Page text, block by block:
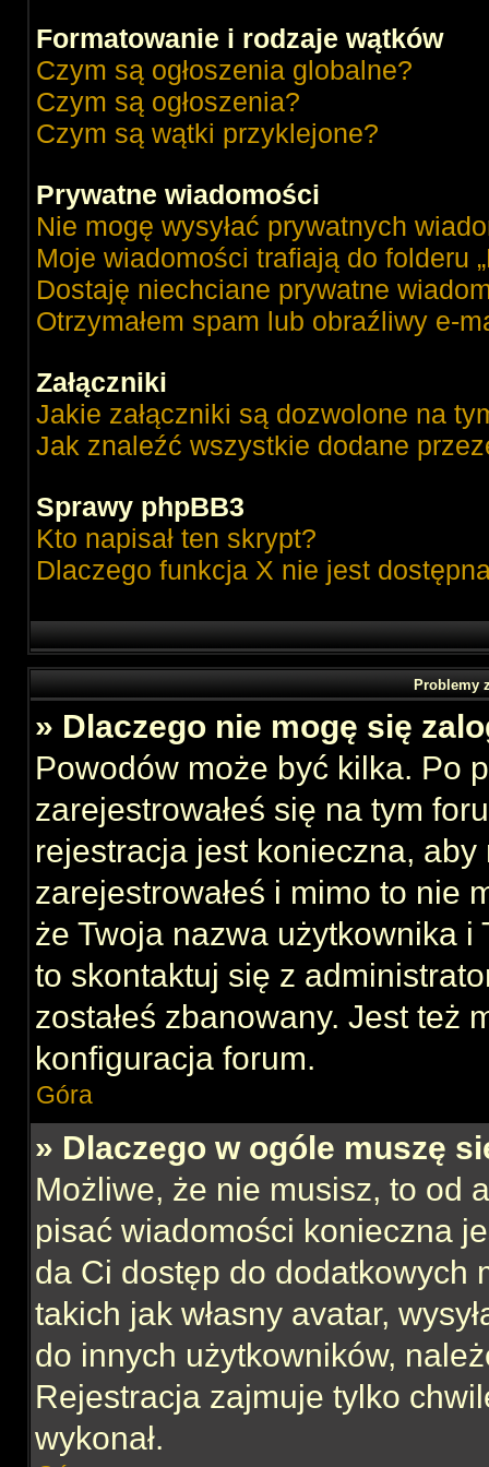
Formatowanie i rodzaje wątków
Czym są ogłoszenia globalne?
Czym są ogłoszenia?
Czym są wątki przyklejone?
Prywatne wiadomości
Nie mogę wysyłać prywatnych
Moje wiadomości trafiają do folderu
Dostaję niechciane prywatne
Otrzymałem spam lub obraźliwy e-
Załączniki
Jakie załączniki są dozwolone na
Jak znaleźć wszystkie dodane
Sprawy phpBB3
Kto napisał ten skrypt?
Dlaczego funkcja X nie jest
Problemy
» Dlaczego nie mogę się
Powodów może być kilka. Po
zarejestrowałeś się na tym
rejestracja jest konieczna,
zarejestrowałeś i mimo to nie
że Twoja nazwa użytkownika i
to skontaktuj się z
zostałeś zbanowany. Jest też
konfiguracja forum.
Góra
» Dlaczego w ogóle muszę
Możliwe, że nie musisz, to od
pisać wiadomości konieczna
da Ci dostęp do dodatkowych
takich jak własny avatar,
do innych użytkowników,
Rejestracja zajmuje tylko
wykonał.